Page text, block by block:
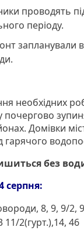
проводять
періоду.
запланували
необхідних
Домівки
гарячого
без
серпня:
8, 9, 9/2,
11/2(гурт.),14, 46